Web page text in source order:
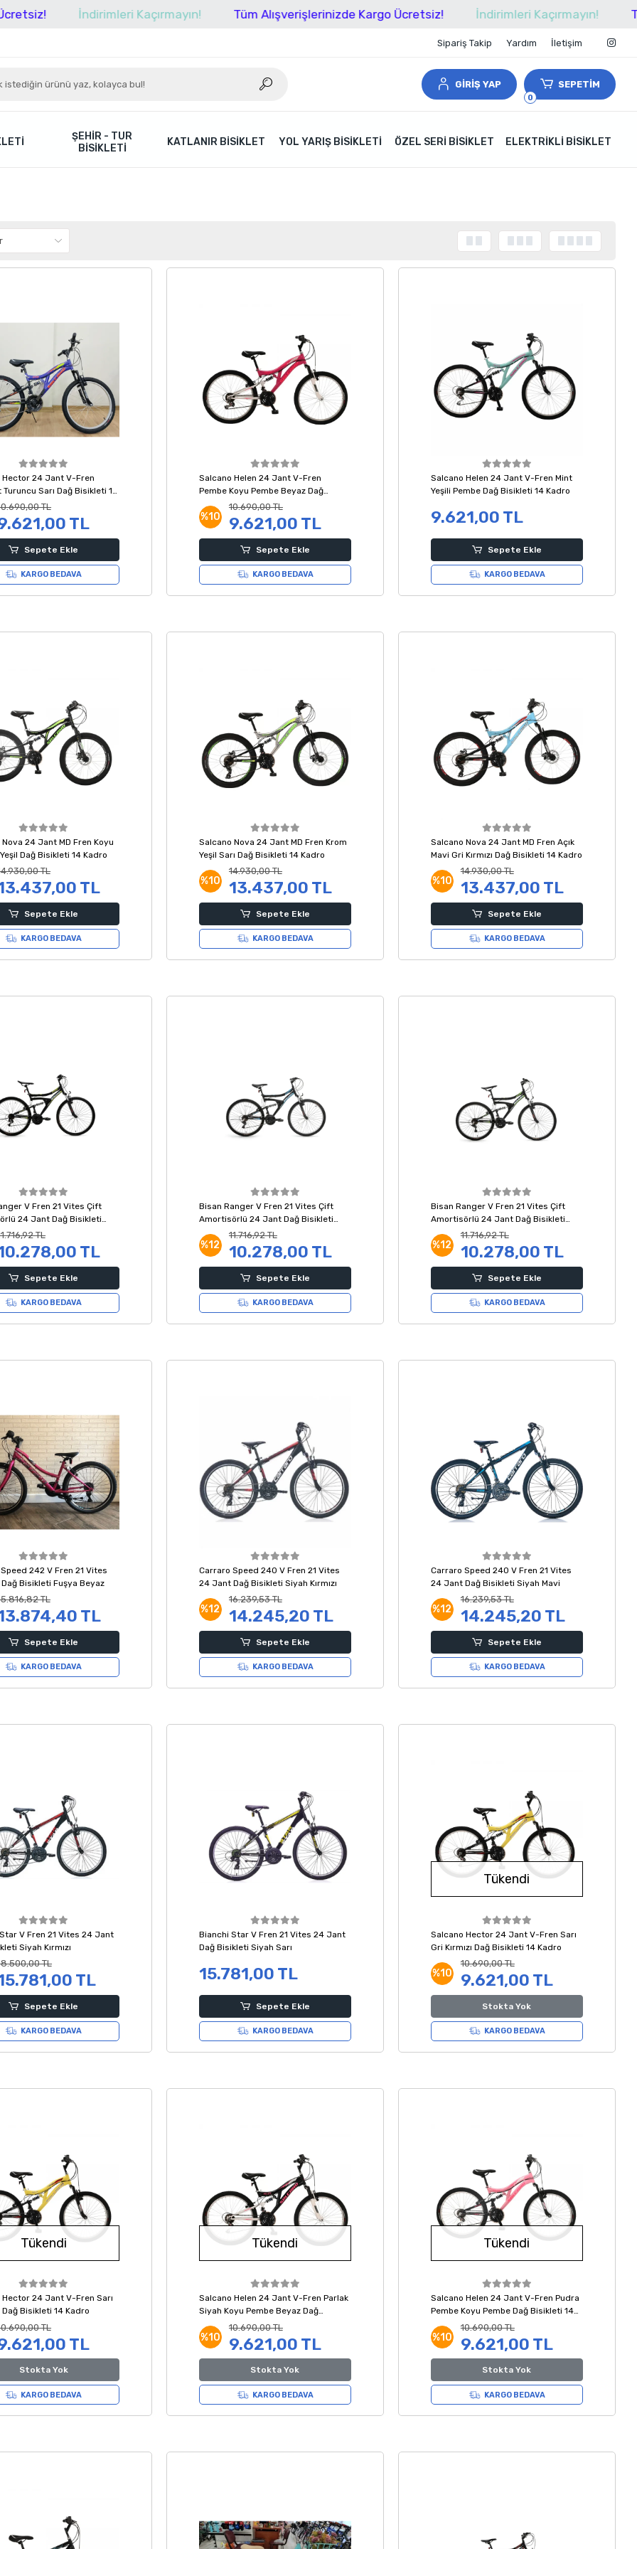
İndirimleri Kaçırmayın! Tüm Alışverişlerinizde Kargo Ücretsiz! İndirimleri Kaçırmayın! Tüm
Sipariş Takip Yardım İletişim
GİRİŞ YAP
0
SEPETİM
ŞEHIR - TUR
BISIKLETI
KATLANIR BISIKLET YOL YARIŞ BISIKLETI ÖZEL SERI BISIKLET ELEKTRIKLI BISIKLET
Hector 24 Jant V-Fren
Sarı Dağ Bisikleti 14
TL
TL
Sepete Ekle
KARGO BEDAVA
Salcano Helen 24 Jant V-Fren
Pembe Koyu Pembe Beyaz Dağ
Bisikleti 14 Kadro
%10
10.690,00 TL
9.621,00 TL
Sepete Ekle
KARGO BEDAVA
Salcano Helen 24 Jant V-Fren Mint
Yeşili Pembe Dağ Bisikleti 14 Kadro
9.621,00 TL
Sepete Ekle
KARGO BEDAVA
24 Jant MD Fren Koyu
Dağ Bisikleti 14 Kadro
TL
TL
Sepete Ekle
KARGO BEDAVA
Salcano Nova 24 Jant MD Fren Krom
Yeşil Sarı Dağ Bisikleti 14 Kadro
%10
14.930,00 TL
13.437,00 TL
Sepete Ekle
KARGO BEDAVA
Salcano Nova 24 Jant MD Fren Açık
Mavi Gri Kırmızı Dağ Bisikleti 14 Kadro
%10
14.930,00 TL
13.437,00 TL
Sepete Ekle
KARGO BEDAVA
V Fren 21 Vites Çift
24 Jant Dağ Bisikleti
36 Kadro
TL
TL
Sepete Ekle
KARGO BEDAVA
Bisan Ranger V Fren 21 Vites Çift
Amortisörlü 24 Jant Dağ Bisikleti
Siyah Mavi 36 Kadro
%12
11.716,92 TL
10.278,00 TL
Sepete Ekle
KARGO BEDAVA
Bisan Ranger V Fren 21 Vites Çift
Amortisörlü 24 Jant Dağ Bisikleti
Siyah Yeşil 36 Kadro
%12
11.716,92 TL
10.278,00 TL
Sepete Ekle
KARGO BEDAVA
242 V Fren 21 Vites
Bisikleti Fuşya Beyaz
TL
TL
Sepete Ekle
KARGO BEDAVA
Carraro Speed 240 V Fren 21 Vites
24 Jant Dağ Bisikleti Siyah Kırmızı
%12
16.239,53 TL
14.245,20 TL
Sepete Ekle
KARGO BEDAVA
Carraro Speed 240 V Fren 21 Vites
24 Jant Dağ Bisikleti Siyah Mavi
%12
16.239,53 TL
14.245,20 TL
Sepete Ekle
KARGO BEDAVA
V Fren 21 Vites 24 Jant
Siyah Kırmızı
TL
TL
Sepete Ekle
KARGO BEDAVA
Bianchi Star V Fren 21 Vites 24 Jant
Dağ Bisikleti Siyah Sarı
15.781,00 TL
Sepete Ekle
KARGO BEDAVA
Tükendi
Salcano Hector 24 Jant V-Fren Sarı
Gri Kırmızı Dağ Bisikleti 14 Kadro
%10
10.690,00 TL
9.621,00 TL
Stokta Yok
KARGO BEDAVA
Tükendi
Hector 24 Jant V-Fren Sarı
Dağ Bisikleti 14 Kadro
TL
TL
Stokta Yok
KARGO BEDAVA
Tükendi
Salcano Helen 24 Jant V-Fren Parlak
Siyah Koyu Pembe Beyaz Dağ
Bisikleti 14 Kadro
%10
10.690,00 TL
9.621,00 TL
Stokta Yok
KARGO BEDAVA
Tükendi
Salcano Helen 24 Jant V-Fren Pudra
Pembe Koyu Pembe Dağ Bisikleti 14
Kadro
%10
10.690,00 TL
9.621,00 TL
Stokta Yok
KARGO BEDAVA